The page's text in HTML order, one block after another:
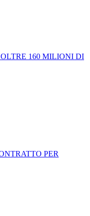
160 MILIONI DI
PER